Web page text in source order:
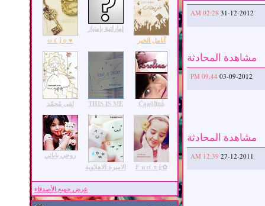
31-12-2012
02:28 AM
مشاهدة المحادثة
03-09-2012
09:44 PM
مشاهدة المحادثة
27-12-2011
12:39 AM
أنامل الخير
إماراتية بإمتياز
♥ ω έ ĵ ọ
Ćąяŏľĭņǻ
THIS IS ME لمَى مُحمّد
✿Ḟ и ά τ ģ الاميرة الاهلاوية
روحي باباتي
عرض جميع الأصدقاء